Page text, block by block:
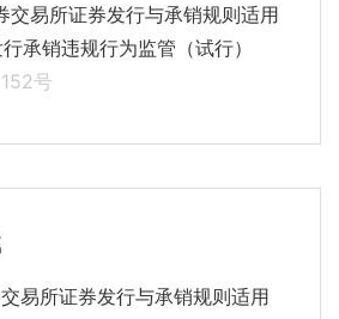
交易所证券发行与承销规则适用
销违规行为监管（试行）
号
易所证券发行与承销规则适用